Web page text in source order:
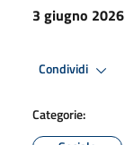
3 giugno 2026
Condividi
Categorie: